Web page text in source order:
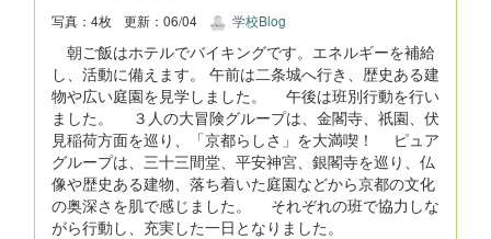
写真：4枚 更新：06/04 学校Blog
朝ご飯はホテルでバイキングです。エネルギーを補給
し、活動に備えます。 午前は二条城へ行き、歴史ある建
物や広い庭園を見学しました。 午後は班別行動を行い
ました。 ３人の大冒険グループは、金閣寺、祇園、伏
見稲荷方面を巡り、「京都らしさ」を大満喫！ ピュア
グループは、三十三間堂、平安神宮、銀閣寺を巡り、仏
像や歴史ある建物、落ち着いた庭園などから京都の文化
の奥深さを肌で感じました。 それぞれの班で協力しな
がら行動し、充実した一日となりました。